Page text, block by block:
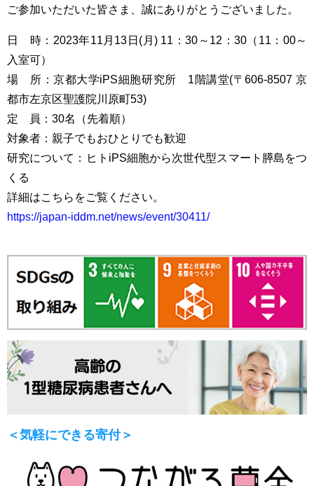
ご参加いただいた皆さま、誠にありがとうございました。
日 時：2023年11月13日(月) 11：30～12：30（11：00～
入室可）
場 所：京都大学iPS細胞研究所 1階講堂(〒606-8507 京
都市左京区聖護院川原町53)
定 員：30名（先着順）
対象者：親子でもおひとりでも歓迎
研究について：ヒトiPS細胞から次世代型スマート膵島をつ
くる
詳細はこちらをご覧ください。
https://japan-iddm.net/news/event/30411/
＜気軽にできる寄付＞